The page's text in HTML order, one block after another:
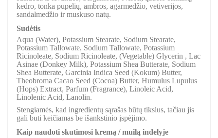
kedro, tonka pupelių, ambros, agarmedžio, vetiverijos,
sandalmedžio ir muskuso natų.
Sudėtis
Aqua (Water), Potassium Stearate, Sodium Stearate,
Potassium Tallowate, Sodium Tallowate, Potassium
Ricinoleate, Sodium Ricinoleate, (Vegetable) Glycerin , Lac
Asinae (Donkey Milk), Potassium Shea Butterate, Sodium
Shea Butterate, Garcinia Indica Seed (Kokum) Butter,
Theobroma Cacao Seed (Cocoa) Butter, Humulus Lupulus
(Hops) Extract, Parfum (Fragrance), Linoleic Acid,
Linolenic Acid, Lanolin.
Stengiamės, kad ingredientų sąrašas būtų tikslus, tačiau jis
gali būti keičiamas be išankstinio įspėjimo.
Kaip naudoti skutimosi kremą / muilą indelyje